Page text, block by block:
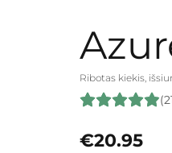
Ribotas kiekis,
€20.95